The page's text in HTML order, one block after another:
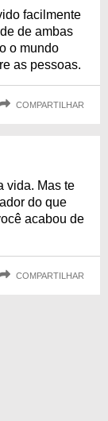
facilmente
de ambas
o mundo
as pessoas.
COMPARTILHAR
vida. Mas te
do que
acabou de
COMPARTILHAR